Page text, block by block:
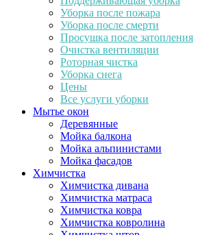
Уборка после пожара
Уборка после смерти
Просушка после затопления
Очистка вентиляции
Роторная чистка
Уборка снега
Цены
Все услуги уборки
Мытье окон
Деревянные
Мойка балкона
Мойка альпинистами
Мойка фасадов
Химчистка
Химчистка дивана
Химчистка матраса
Химчистка ковра
Химчистка ковролина